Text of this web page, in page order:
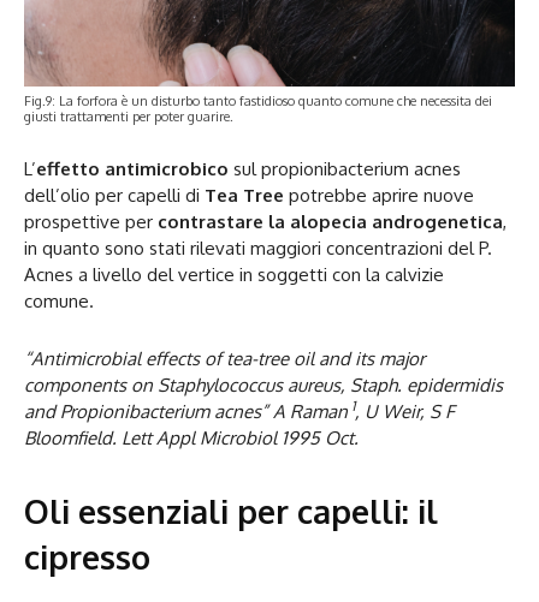
Fig.9: La forfora è un disturbo tanto fastidioso quanto comune che necessita dei
giusti trattamenti per poter guarire.
L’effetto antimicrobico sul propionibacterium acnes
dell’olio per capelli di Tea Tree potrebbe aprire nuove
prospettive per contrastare la alopecia androgenetica,
in quanto sono stati rilevati maggiori concentrazioni del P.
Acnes a livello del vertice in soggetti con la calvizie
comune.
“Antimicrobial effects of tea-tree oil and its major
components on Staphylococcus aureus, Staph. epidermidis
and Propionibacterium acnes” A Raman 1, U Weir, S F
Bloomfield. Lett Appl Microbiol 1995 Oct.
Oli essenziali per capelli: il
cipresso